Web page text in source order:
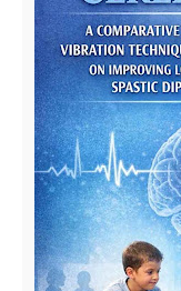
ചെയ്യുന്നതിനാൽ,
ദുർബലമനസ്കരും ഈ
ഒഴിവാക്കേണ്ടതാണ്.
ദൈവം എന്ന